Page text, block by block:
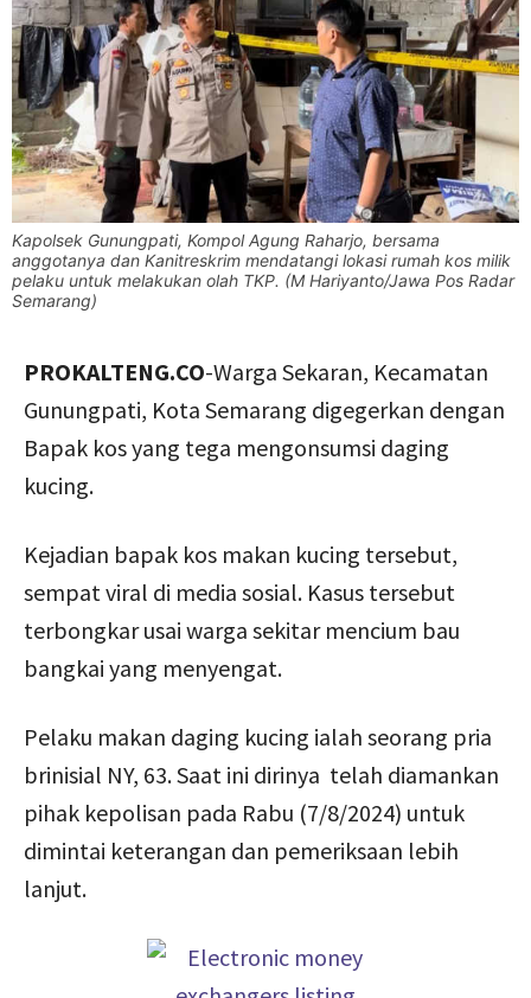
Kapolsek Gunungpati, Kompol Agung Raharjo, bersama
anggotanya dan Kanitreskrim mendatangi lokasi rumah kos milik
pelaku untuk melakukan olah TKP. (M Hariyanto/Jawa Pos Radar
Semarang)
PROKALTENG.CO-Warga Sekaran, Kecamatan
Gunungpati, Kota Semarang digegerkan dengan
Bapak kos yang tega mengonsumsi daging
kucing.
Kejadian bapak kos makan kucing tersebut,
sempat viral di media sosial. Kasus tersebut
terbongkar usai warga sekitar mencium bau
bangkai yang menyengat.
Pelaku makan daging kucing ialah seorang pria
brinisial NY, 63. Saat ini dirinya telah diamankan
pihak kepolisan pada Rabu (7/8/2024) untuk
dimintai keterangan dan pemeriksaan lebih
lanjut.